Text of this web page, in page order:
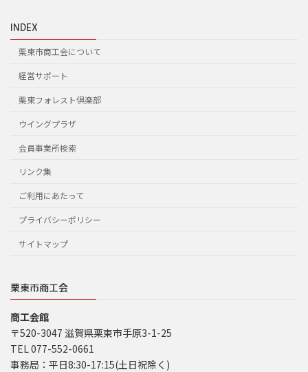
INDEX
栗東市商工会について
経営サポート
栗東フォレスト倶楽部
ウイングプラザ
会員事業所検索
リンク集
ご利用にあたって
プライバシーポリシー
サイトマップ
栗東市商工会
商工会館
〒520-3047 滋賀県栗東市手原3-1-25
TEL 077-552-0661
事務局：平日8:30-17:15(土日祝除く)